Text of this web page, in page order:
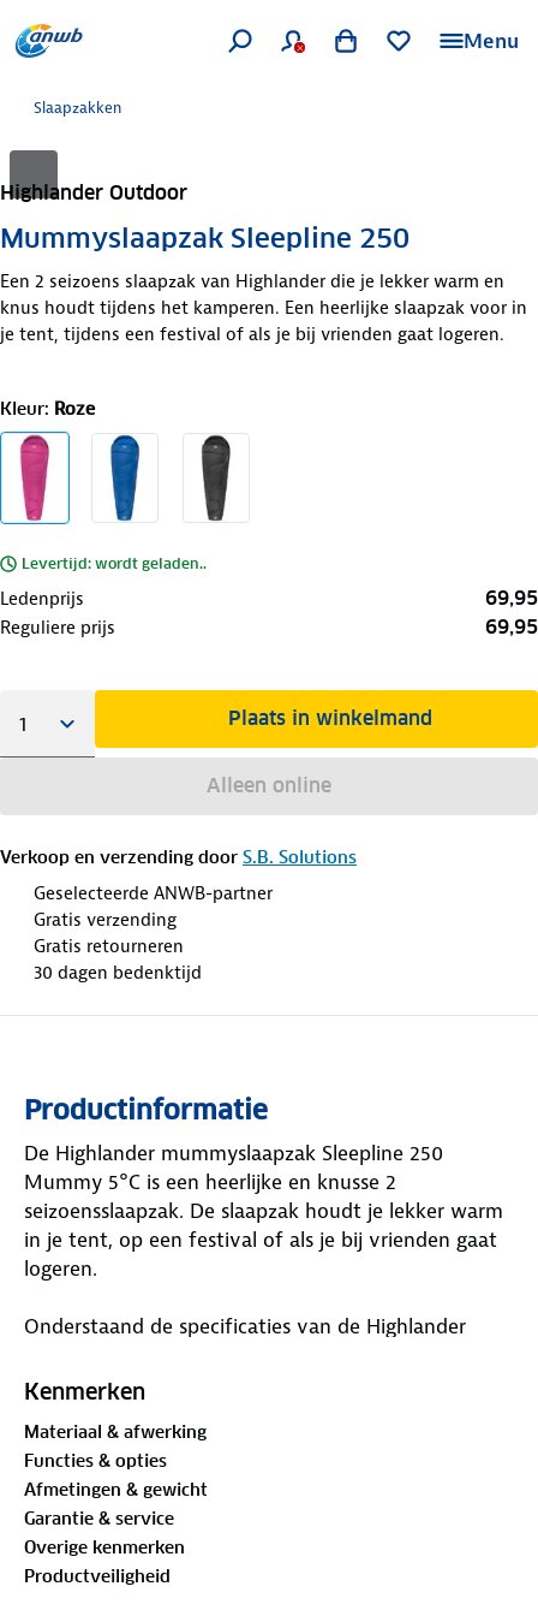
Menu
Slaapzakken
Highlander Outdoor
Mummyslaapzak Sleepline 250
Een 2 seizoens slaapzak van Highlander die je lekker warm en
knus houdt tijdens het kamperen. Een heerlijke slaapzak voor in
je tent, tijdens een festival of als je bij vrienden gaat logeren.
Kleur: Roze
Levertijd: wordt geladen..
Ledenprijs 69,95
Reguliere prijs 69,95
Plaats in winkelmand
Alleen online
Verkoop en verzending door S.B. Solutions
Geselecteerde ANWB-partner
Gratis verzending
Gratis retourneren
30 dagen bedenktijd
Productinformatie
De Highlander mummyslaapzak Sleepline 250
Mummy 5°C is een heerlijke en knusse 2
seizoensslaapzak. De slaapzak houdt je lekker warm
in je tent, op een festival of als je bij vrienden gaat
logeren.
Onderstaand de specificaties van de Highlander
Voering gemaakt van Polyester pongee
Vulling gemaakt van 250 g/m2 mono holle vezel
Laagste limiet: 5 °C
Comforttemperatuur: 8 °C
Hoog comforttemperatuur: 15 °C
2 seizoen slaapzak
Kenmerken
Materiaal & afwerking
Functies & opties
Afmetingen & gewicht
Garantie & service
Overige kenmerken
Productveiligheid